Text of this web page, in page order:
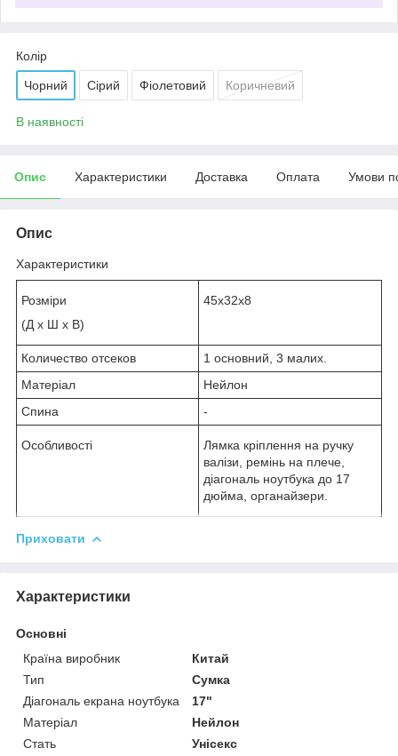
Колір
Чорний Сірий Фіолетовий Коричневий
В наявності
Опис Характеристики Доставка Оплата Умови
Опис
Характеристики
Розміри
(Д х Ш х В)
45х32х8
Количество отсеков
1 основний, 3 малих.
Матеріал
Нейлон
Спина
-
Особливості
Лямка кріплення на ручку
валізи, ремінь на плече,
діагональ ноутбука до 17
дюйма, органайзери.
Приховати
Характеристики
Основні
Країна виробник
Китай
Тип
Сумка
Діагональ екрана ноутбука
17"
Матеріал
Нейлон
Стать
Унісекс